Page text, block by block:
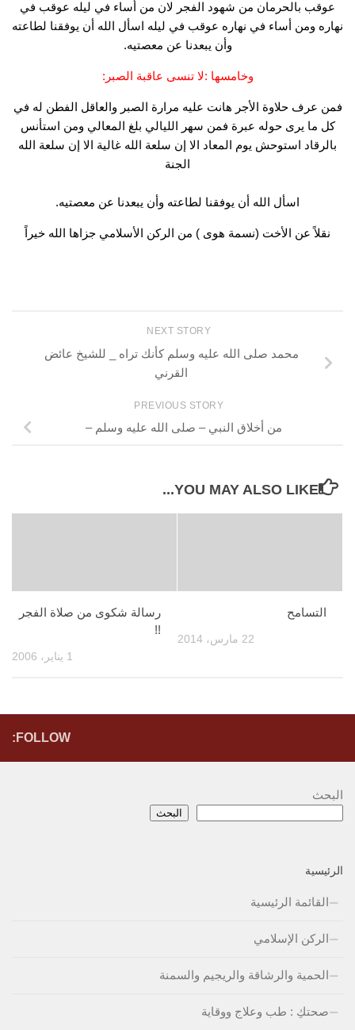
عوقب بالحرمان من شهود الفجر لان من أساء في ليله عوقب في
نهاره ومن أساء في نهاره عوقب في ليله اسأل الله أن يوفقنا لطاعته
وأن يبعدنا عن معصتيه.
وخامسها :لا تنسى عاقبة الصبر:
فمن عرف حلاوة الأجر هانت عليه مرارة الصبر والعاقل الفطن له في
كل ما يرى حوله عبرة فمن سهر الليالي بلغ المعالي ومن استأنس
بالرقاد استوحش يوم المعاد الا إن سلعة الله غالية الا إن سلعة الله
الجنة
اسأل الله أن يوفقنا لطاعته وأن يبعدنا عن معصتيه.
نقلاً عن الأخت (نسمة هوى ) من الركن الأسلامي جزاها الله خيراً
NEXT STORY
محمد صلى الله عليه وسلم كأنك تراه _ للشيخ عائض
القرني
PREVIOUS STORY
من أخلاق النبي – صلى الله عليه وسلم –
YOU MAY ALSO LIKE...
رسالة شكوى من صلاة الفجر
!!
1 يناير، 2006
التسامح
22 مارس، 2014
FOLLOW:
البحث
البحث
الرئيسية
القائمة الرئيسية
الركن الإسلامي
الحمية والرشاقة والريجيم والسمنة
صحتكِ : طب وعلاج ووقاية